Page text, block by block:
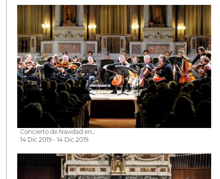
Concierto de Navidad en...
14 Dic 2019 - 14 Dic 2019